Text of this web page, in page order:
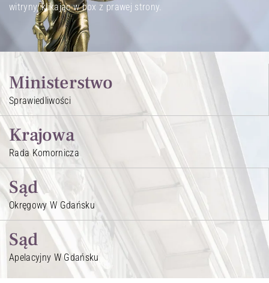
witryny, klikając w box z prawej strony.
Ministerstwo
Sprawiedliwości
Krajowa
Rada Komornicza
Sąd
Okręgowy W Gdańsku
Sąd
Apelacyjny W Gdańsku